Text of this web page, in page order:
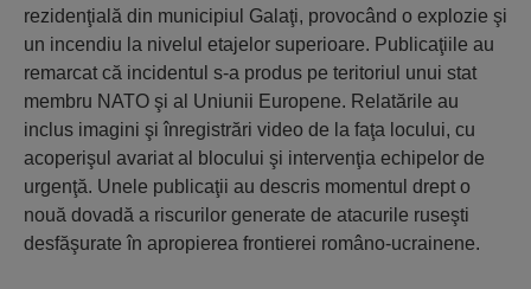
rezidenţială din municipiul Galaţi, provocând o explozie şi
un incendiu la nivelul etajelor superioare. Publicaţiile au
remarcat că incidentul s-a produs pe teritoriul unui stat
membru NATO şi al Uniunii Europene. Relatările au
inclus imagini şi înregistrări video de la faţa locului, cu
acoperişul avariat al blocului şi intervenţia echipelor de
urgenţă. Unele publicaţii au descris momentul drept o
nouă dovadă a riscurilor generate de atacurile ruseşti
desfăşurate în apropierea frontierei româno-ucrainene.